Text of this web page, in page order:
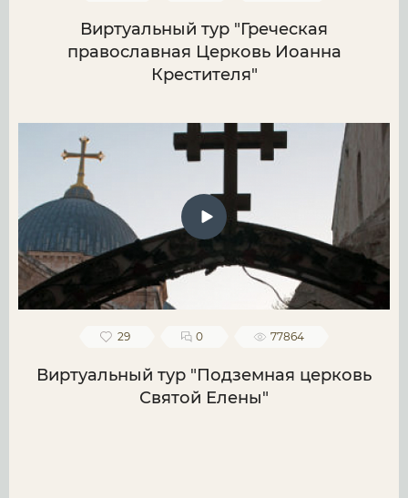
Виртуальный тур "Греческая
православная Церковь Иоанна
Крестителя"
29 0 77864
Виртуальный тур "Подземная церковь
Святой Елены"